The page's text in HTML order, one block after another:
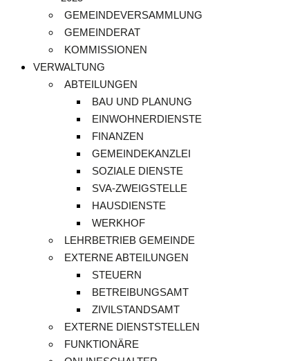
GEMEINDEVERSAMMLUNG
GEMEINDERAT
KOMMISSIONEN
VERWALTUNG
ABTEILUNGEN
BAU UND PLANUNG
EINWOHNERDIENSTE
FINANZEN
GEMEINDEKANZLEI
SOZIALE DIENSTE
SVA-ZWEIGSTELLE
HAUSDIENSTE
WERKHOF
LEHRBETRIEB GEMEINDE
EXTERNE ABTEILUNGEN
STEUERN
BETREIBUNGSAMT
ZIVILSTANDSAMT
EXTERNE DIENSTSTELLEN
FUNKTIONÄRE